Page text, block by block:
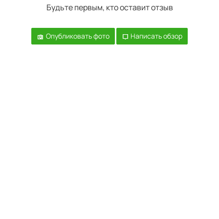
Будьте первым, кто оставит отзыв
Опубликовать фото Написать обзор